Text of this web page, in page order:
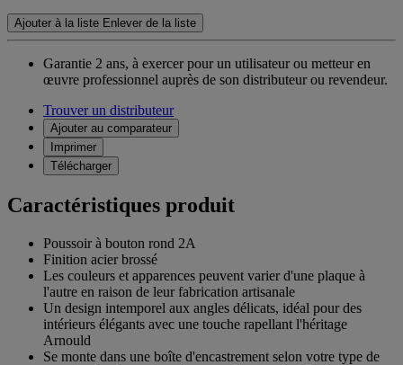
Ajouter à la liste Enlever de la liste
Garantie 2 ans, à exercer pour un utilisateur ou metteur en
œuvre professionnel auprès de son distributeur ou revendeur.
Trouver un distributeur
Ajouter au comparateur
Imprimer
Télécharger
Caractéristiques produit
Poussoir à bouton rond 2A
Finition acier brossé
Les couleurs et apparences peuvent varier d'une plaque à
l'autre en raison de leur fabrication artisanale
Un design intemporel aux angles délicats, idéal pour des
intérieurs élégants avec une touche rapellant l'héritage
Arnould
Se monte dans une boîte d'encastrement selon votre type de